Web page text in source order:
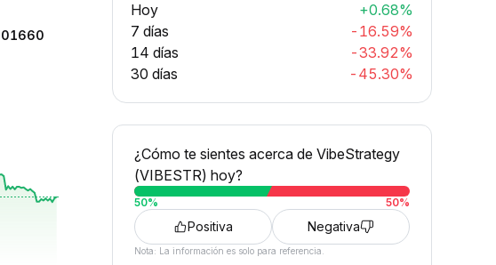
Hoy
+0.68%
7 días
-16.59%
14 días
-33.92%
30 días
-45.30%
¿Cómo te sientes acerca de VibeStrategy
(VIBESTR) hoy?
50% 50%
Positiva Negativa
Nota: La información es solo para referencia.